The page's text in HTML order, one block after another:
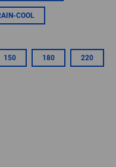
GLOBAL
COOL
150 180 220